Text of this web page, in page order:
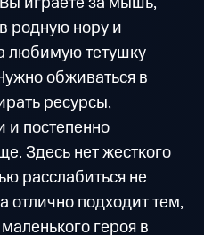
родную нору и
любимую тетушку
обживаться в
ресурсы,
и постепенно
Здесь нет жесткого
расслабиться не
отлично подходит тем,
героя в